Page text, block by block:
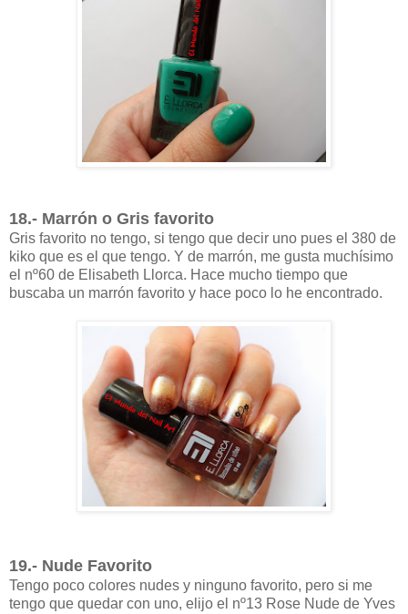
18.- Marrón o Gris favorito
Gris favorito no tengo, si tengo que decir uno pues el 380 de
kiko que es el que tengo. Y de marrón, me gusta muchísimo
el nº60 de Elisabeth Llorca. Hace mucho tiempo que
buscaba un marrón favorito y hace poco lo he encontrado.
19.- Nude Favorito
Tengo poco colores nudes y ninguno favorito, pero si me
tengo que quedar con uno, elijo el nº13 Rose Nude de Yves